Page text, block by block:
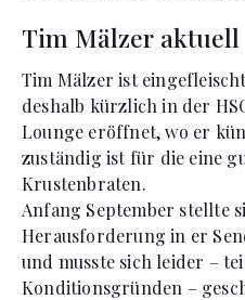
Tim Mälzer aktuell
Tim Mälzer ist
deshalb kürzlich in der
Lounge eröffnet, wo er
zuständig ist für die eine
Krustenbraten.
Anfang September stellte
Herausforderung in er
und musste sich leider –
Konditionsgründen –